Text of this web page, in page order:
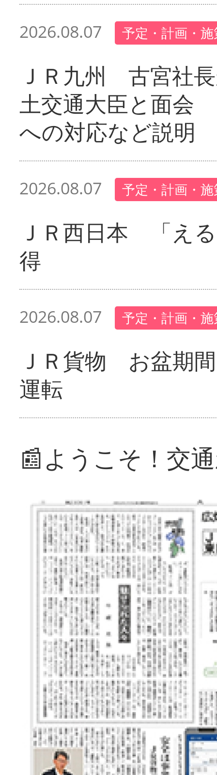
2026.08.07 予定・計画・
ＪＲ九州 古宮社
土交通大臣と面会
への対応など説明
2026.08.07 予定・計画・
ＪＲ西日本 「え
得
2026.08.07 予定・計画・
ＪＲ貨物 お盆期
運転
📰ようこそ！交